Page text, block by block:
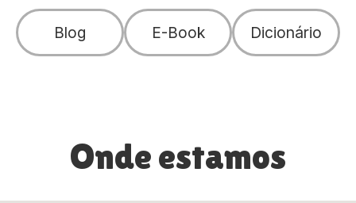
Blog E-Book Dicionário
Onde estamos